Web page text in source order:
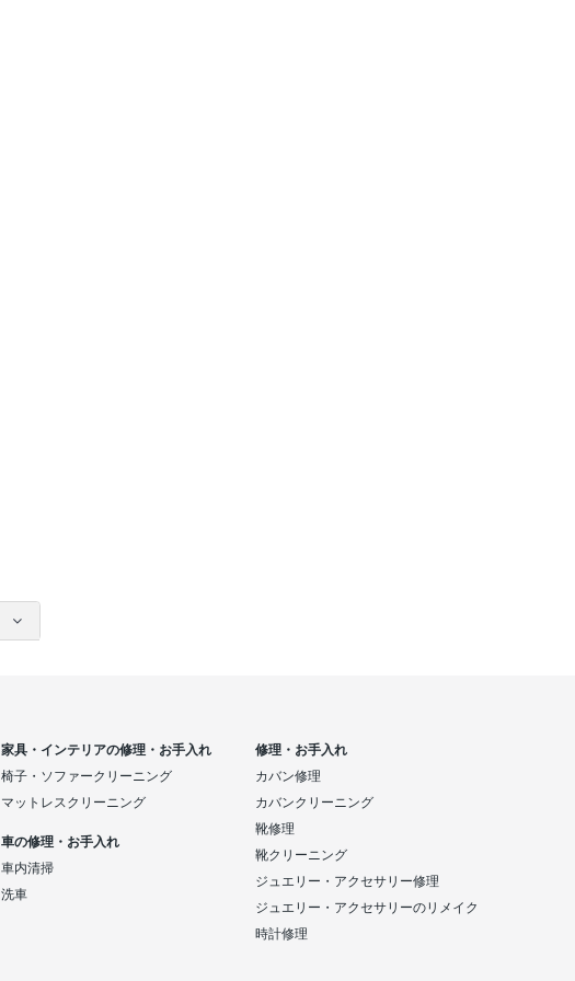
家具・インテリアの修理・お手入れ
椅子・ソファークリーニング
マットレスクリーニング
車の修理・お手入れ
車内清掃
洗車
修理・お手入れ
カバン修理
カバンクリーニング
靴修理
靴クリーニング
ジュエリー・アクセサリー修理
ジュエリー・アクセサリーのリメイク
時計修理